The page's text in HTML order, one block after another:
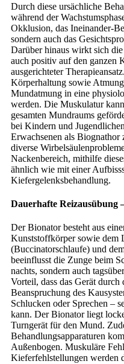
Durch diese ursächliche
während der
Okklusion, das Ineinander-
sondern auch das
Darüber hinaus wirkt sich
auch positiv auf den ganzen
ausgerichteter
Körperhaltung sowie
Mundatmung in eine
werden. Die Muskulatur
gesamten Mundraums
bei Kindern und
Erwachsenen als
diverse
Nackenbereich, mithilfe
ähnlich wie mit einer
Kiefergelenksbehandlung.
Dauerhafte Reizausübung
Der Bionator besteht aus
Kunststoffkörper sowie dem
(Buccinatorschlaufe) und
beeinflusst die Zunge beim
nachts, sondern auch
Vorteil, dass das Gerät
Beanspruchung des
Schlucken oder Sprechen –
kann. Der Bionator liegt
Turngerät für den Mund.
Behandlungsapparaturen
Außenbogen. Muskuläre
Kieferfehlstellungen werden